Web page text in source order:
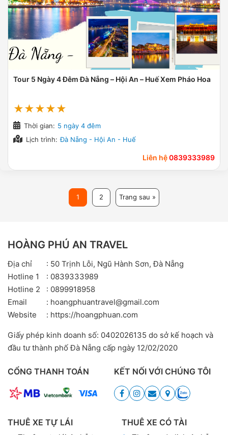
Tour 5 Ngày 4 Đêm Đà Nẵng – Hội An – Huế Xem Pháo Hoa
★★★★★
Thời gian: 5 ngày 4 đêm
Lịch trình: Đà Nẵng - Hội An - Huế
Liên hệ0839333989
1 2 Trang sau »
HOÀNG PHÚ AN TRAVEL
Địa chỉ
: 50 Trịnh Lỗi, Ngũ Hành Sơn, Đà Nẵng
Hotline 1
: 0839333989
Hotline 2
: 0899918958
Email
: hoangphuantravel@gmail.com
Website
: https://hoangphuan.com
Giấy phép kinh doanh số: 0402026135 do sở kế hoạch và
đầu tư thành phố Đà Nẵng cấp ngày 12/02/2020
CỔNG THANH TOÁN KẾT NỐI VỚI CHÚNG TÔI
THUÊ XE TỰ LÁI THUÊ XE CÓ TÀI